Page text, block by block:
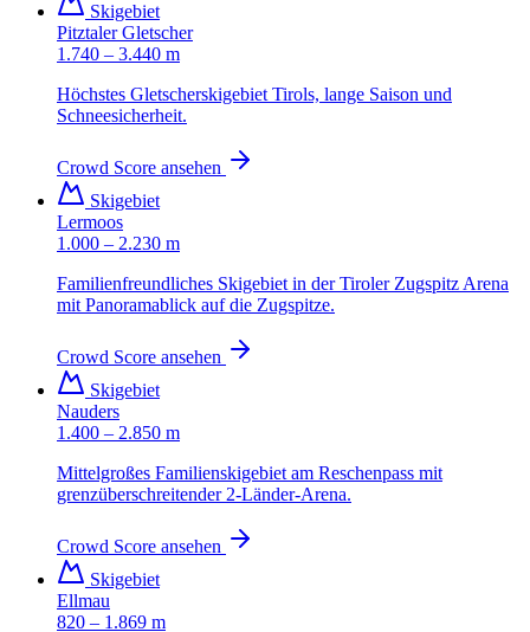
Skigebiet
Pitztaler Gletscher
1.740 – 3.440 m
Höchstes Gletscherskigebiet Tirols, lange Saison und
Schneesicherheit.
Crowd Score ansehen
Skigebiet
Lermoos
1.000 – 2.230 m
Familienfreundliches Skigebiet in der Tiroler Zugspitz Arena
mit Panoramablick auf die Zugspitze.
Crowd Score ansehen
Skigebiet
Nauders
1.400 – 2.850 m
Mittelgroßes Familienskigebiet am Reschenpass mit
grenzüberschreitender 2-Länder-Arena.
Crowd Score ansehen
Skigebiet
Ellmau
820 – 1.869 m